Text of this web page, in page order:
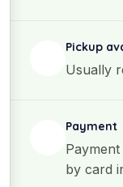
Pickup
Usually
Payment
by card